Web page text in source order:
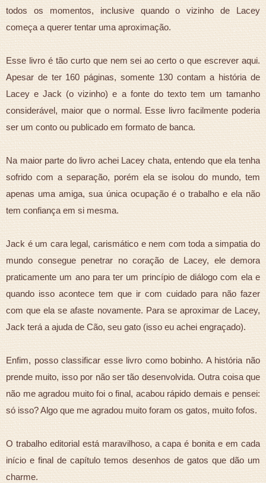
todos os momentos, inclusive quando o vizinho de Lacey
começa a querer tentar uma aproximação.
Esse livro é tão curto que nem sei ao certo o que escrever aqui.
Apesar de ter 160 páginas, somente 130 contam a história de
Lacey e Jack (o vizinho) e a fonte do texto tem um tamanho
considerável, maior que o normal. Esse livro facilmente poderia
ser um conto ou publicado em formato de banca.
Na maior parte do livro achei Lacey chata, entendo que ela tenha
sofrido com a separação, porém ela se isolou do mundo, tem
apenas uma amiga, sua única ocupação é o trabalho e ela não
tem confiança em si mesma.
Jack é um cara legal, carismático e nem com toda a simpatia do
mundo consegue penetrar no coração de Lacey, ele demora
praticamente um ano para ter um princípio de diálogo com ela e
quando isso acontece tem que ir com cuidado para não fazer
com que ela se afaste novamente. Para se aproximar de Lacey,
Jack terá a ajuda de Cão, seu gato (isso eu achei engraçado).
Enfim, posso classificar esse livro como bobinho. A história não
prende muito, isso por não ser tão desenvolvida. Outra coisa que
não me agradou muito foi o final, acabou rápido demais e pensei:
só isso? Algo que me agradou muito foram os gatos, muito fofos.
O trabalho editorial está maravilhoso, a capa é bonita e em cada
início e final de capítulo temos desenhos de gatos que dão um
charme.